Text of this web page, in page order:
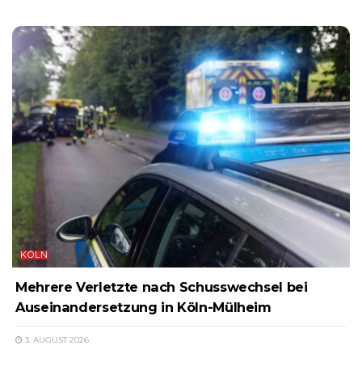
KÖLN
Mehrere Verletzte nach Schusswechsel bei
Auseinandersetzung in Köln-Mülheim
3. AUGUST 2026